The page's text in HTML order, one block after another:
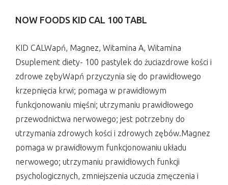
NOW FOODS KID CAL 100 TABL
KID CALWapń, Magnez, Witamina A, Witamina
Dsuplement diety- 100 pastylek do żuciazdrowe kości i
zdrowe zębyWapń przyczynia się do prawidłowego
krzepnięcia krwi; pomaga w prawidłowym
funkcjonowaniu mięśni; utrzymaniu prawidłowego
przewodnictwa nerwowego; jest potrzebny do
utrzymania zdrowych kości i zdrowych zębów.Magnez
pomaga w prawidłowym funkcjonowaniu układu
nerwowego; utrzymaniu prawidłowych funkcji
psychologicznych, zmniejszenia uczucia zmęczenia i